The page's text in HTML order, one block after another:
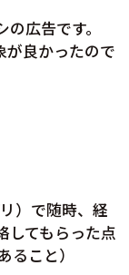
広告です。
が良かったので
）で随時、経
してもらった点
こと）